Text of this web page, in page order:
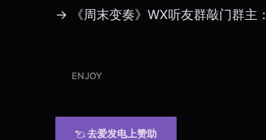
→ 《周末变奏》WX听友群敲门群主
ENJOY
去爱发电上赞助